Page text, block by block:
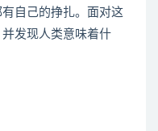
自己的挣扎。面对这
发现人类意味着什